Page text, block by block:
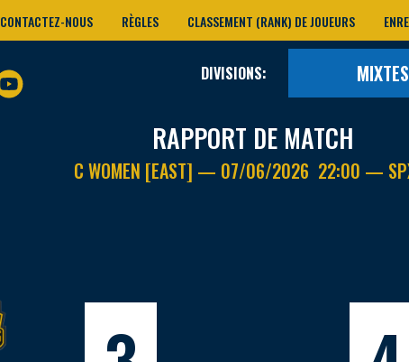
CONTACTEZ-NOUS RÈGLES CLASSEMENT (RANK) DE JOUEURS
DIVISIONS: MIXTES
RAPPORT DE MATCH
C WOMEN [EAST] — 07/06/2026 22:00 —